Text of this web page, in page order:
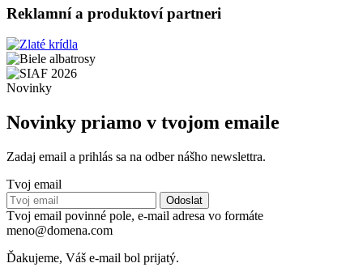
Reklamní a produktoví partneri
Novinky
Novinky priamo v tvojom emaile
Zadaj email a prihlás sa na odber nášho newslettra.
Tvoj email
Tvoj email povinné pole, e-mail adresa vo formáte
meno@domena.com
Ďakujeme, Váš e-mail bol prijatý.